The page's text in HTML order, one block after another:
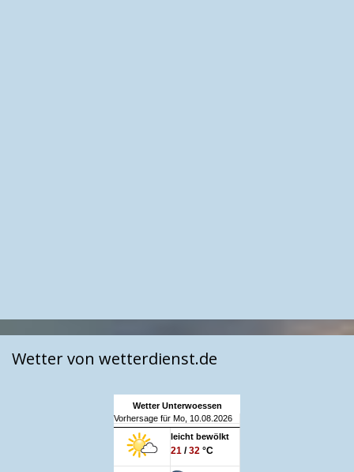
Wetter von wetterdienst.de
Wetter Unterwoessen
Vorhersage für Mo, 10.08.2026
leicht bewölkt
21 /32 °C